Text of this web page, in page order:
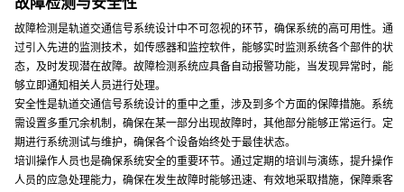
故障检测是轨道交通信号系统设计中不可忽视的环节，确保系统的高可用性。通
过引入先进的监测技术，如传感器和监控软件，能够实时监测系统各个部件的状
态，及时发现潜在故障。故障检测系统应具备自动报警功能，当发现异常时，能
够立即通知相关人员进行处理。
安全性是轨道交通信号系统设计的重中之重，涉及到多个方面的保障措施。系统
需设置多重冗余机制，确保在某一部分出现故障时，其他部分能够正常运行。定
期进行系统测试与维护，确保各个设备始终处于最佳状态。
培训操作人员也是确保系统安全的重要环节。通过定期的培训与演练，提升操作
人员的应急处理能力，确保在发生故障时能够迅速、有效地采取措施，保障乘客